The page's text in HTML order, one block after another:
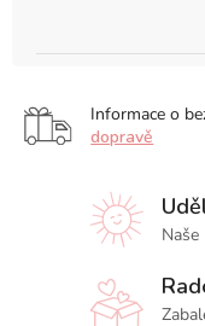
Informace o
dopravě